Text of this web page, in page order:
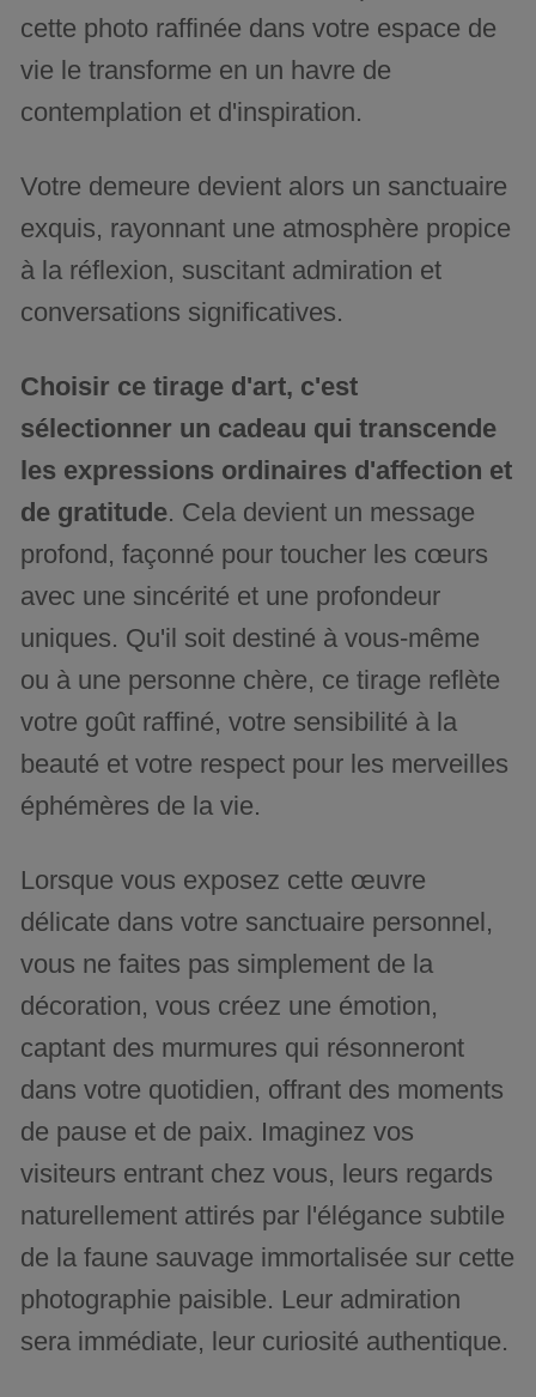
cette photo raffinée dans votre espace de
vie le transforme en un havre de
contemplation et d'inspiration.
Votre demeure devient alors un sanctuaire
exquis, rayonnant une atmosphère propice
à la réflexion, suscitant admiration et
conversations significatives.
Choisir ce tirage d'art, c'est
sélectionner un cadeau qui transcende
les expressions ordinaires d'affection et
de gratitude. Cela devient un message
profond, façonné pour toucher les cœurs
avec une sincérité et une profondeur
uniques. Qu'il soit destiné à vous-même
ou à une personne chère, ce tirage reflète
votre goût raffiné, votre sensibilité à la
beauté et votre respect pour les merveilles
éphémères de la vie.
Lorsque vous exposez cette œuvre
délicate dans votre sanctuaire personnel,
vous ne faites pas simplement de la
décoration, vous créez une émotion,
captant des murmures qui résonneront
dans votre quotidien, offrant des moments
de pause et de paix. Imaginez vos
visiteurs entrant chez vous, leurs regards
naturellement attirés par l'élégance subtile
de la faune sauvage immortalisée sur cette
photographie paisible. Leur admiration
sera immédiate, leur curiosité authentique.